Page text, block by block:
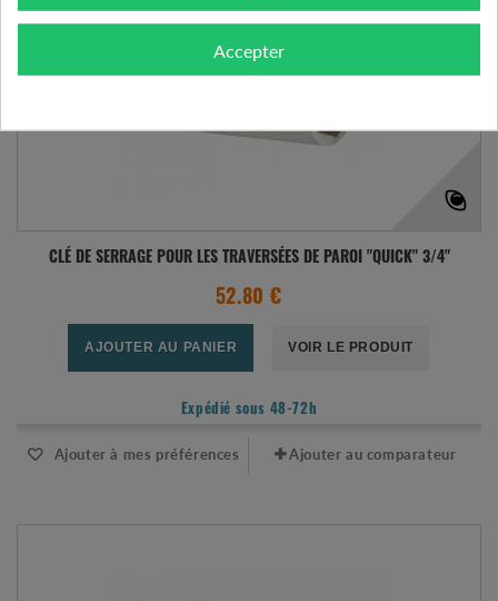
CLÉ DE SERRAGE POUR LES TRAVERSÉES DE PAROI "QUICK" 3/4"
52.80 €
AJOUTER AU PANIER VOIR LE PRODUIT
Expédié sous 48-72h
Ajouter à mes préférences Ajouter au comparateur
Accepter